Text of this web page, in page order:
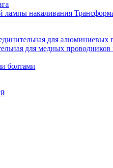
для алюминиевых
для медных проводников
болтами